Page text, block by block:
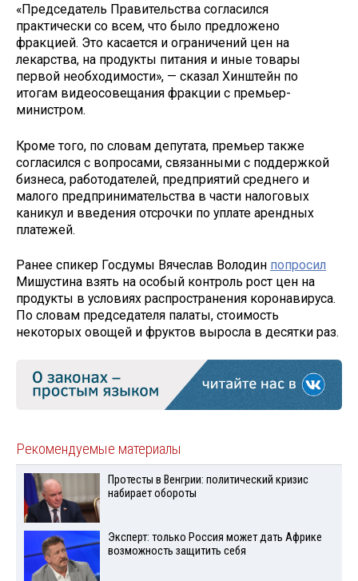
«Председатель Правительства согласился
практически со всем, что было предложено
фракцией. Это касается и ограничений цен на
лекарства, на продукты питания и иные товары
первой необходимости», — сказал Хинштейн по
итогам видеосовещания фракции с премьер-
министром.
Кроме того, по словам депутата, премьер также
согласился с вопросами, связанными с поддержкой
бизнеса, работодателей, предприятий среднего и
малого предпринимательства в части налоговых
каникул и введения отсрочки по уплате арендных
платежей.
Ранее спикер Госдумы Вячеслав Володин попросил
Мишустина взять на особый контроль рост цен на
продукты в условиях распространения коронавируса.
По словам председателя палаты, стоимость
некоторых овощей и фруктов выросла в десятки раз.
Рекомендуемые материалы
Протесты в Венгрии: политический кризис
набирает обороты
Эксперт: только Россия может дать Африке
возможность защитить себя